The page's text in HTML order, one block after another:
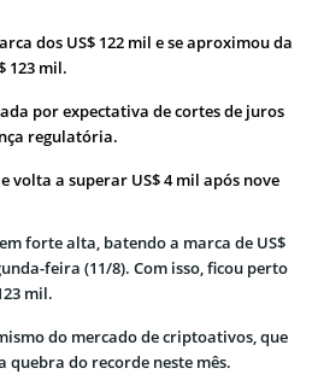
dos US$ 122 mil e se aproximou da
123 mil.
por expectativa de cortes de juros
regulatória.
volta a superar US$ 4 mil após nove
forte alta, batendo a marca de US$
feira (11/8). Com isso, ficou perto
mil.
do mercado de criptoativos, que
quebra do recorde neste mês.